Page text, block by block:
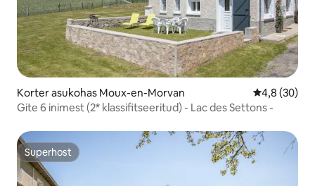
Korter asukohas Moux-en-Morvan Keskmine
4,8 (30)
Gite 6 inimest (2* klassifitseeritud) - Lac des Settons -
Superhost
Superhost